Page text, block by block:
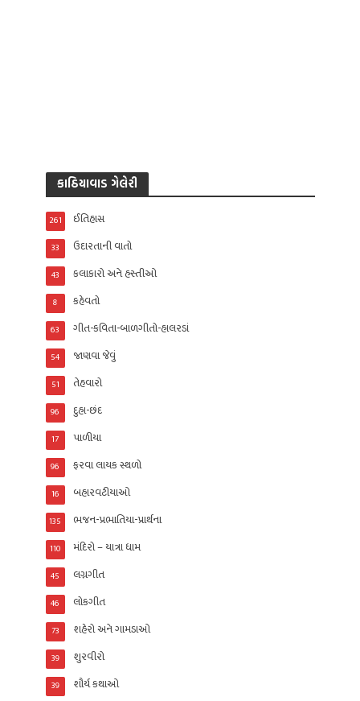
કાઠિયાવાડ ગેલેરી
ઈતિહાસ
261
ઉદારતાની વાતો
33
કલાકારો અને હસ્તીઓ
43
કહેવતો
8
ગીત-કવિતા-બાળગીતો-હાલરડાં
63
જાણવા જેવું
54
તેહવારો
51
દુહા-છંદ
96
પાળીયા
17
ફરવા લાયક સ્થળો
96
બહારવટીયાઓ
16
ભજન-પ્રભાતિયા-પ્રાર્થના
135
મંદિરો – યાત્રા ધામ
110
લગ્નગીત
45
લોકગીત
46
શહેરો અને ગામડાઓ
73
શુરવીરો
39
શૌર્ય કથાઓ
39